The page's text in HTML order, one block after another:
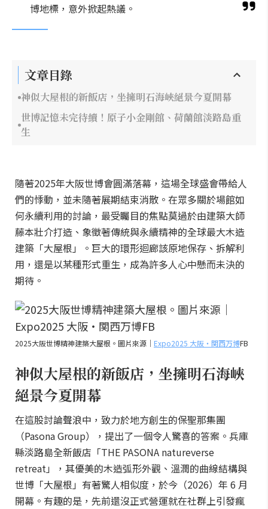
博地標，意外掀起熱議。
文章目錄
神似大屋根的新飯店，坐擁明石海峽絕景今夏開幕
世博記憶未完待續！原子小金剛館、荷蘭館淡路島重
生
隨著2025年大阪世博會圓滿落幕，這場全球盛會帶給人
們的悸動，並未隨著展期結束消散。在眾多關於場館如
何永續利用的討論，最受矚目的焦點莫過於由建築大師
藤本壯介打造、象徵著傳統與永續精神的全球最大木造
建築「大屋根」。巨大的環形迴廊該原地保存、拆解利
用，還是以某種形式重生，成為許多人心中懸而未決的
期待。
2025大阪世博精神建築大屋根。圖片來源｜ Expo2025 大阪・関西万博FB
神似大屋根的新飯店，坐擁明石海峽
絕景今夏開幕
在這股討論聲浪中，致力於地方創生的保聖那集團
（Pasona Group），提出了一個令人驚喜的答案。兵庫
縣淡路島全新飯店「THE PASONA natureverse
retreat」，其優美的木造弧形外觀、溫潤的曲線結構與
世博「大屋根」有著驚人相似度，於今（2026）年 6 月
開幕。有趣的是，先前還沒正式營運就在社群上引發瘋